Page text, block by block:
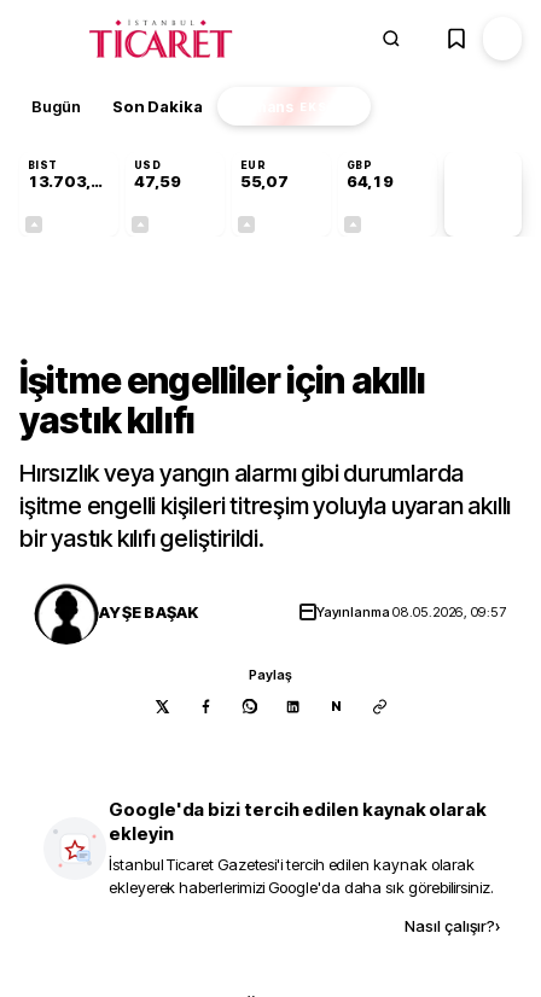
Bugün Son Dakika Finans EKSTRA
BIST
13.703,13
USD
47,59
EUR
55,07
GBP
64,19
İşitme engelliler için akıllı
yastık kılıfı
Hırsızlık veya yangın alarmı gibi durumlarda
işitme engelli kişileri titreşim yoluyla uyaran akıllı
bir yastık kılıfı geliştirildi.
AYŞE BAŞAK Yayınlanma08.05.2026, 09:57
Paylaş
N
Google'da bizi tercih edilen kaynak olarak
ekleyin
İstanbul Ticaret Gazetesi'i tercih edilen kaynak olarak
ekleyerek haberlerimizi Google'da daha sık görebilirsiniz.
Nasıl çalışır?›